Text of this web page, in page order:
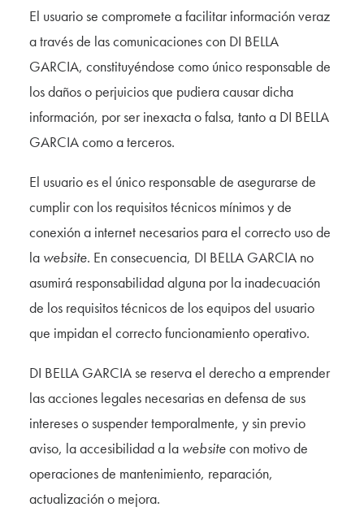
El usuario se compromete a facilitar información veraz
a través de las comunicaciones con DI BELLA
GARCIA, constituyéndose como único responsable de
los daños o perjuicios que pudiera causar dicha
información, por ser inexacta o falsa, tanto a DI BELLA
GARCIA como a terceros.
El usuario es el único responsable de asegurarse de
cumplir con los requisitos técnicos mínimos y de
conexión a internet necesarios para el correcto uso de
la website. En consecuencia, DI BELLA GARCIA no
asumirá responsabilidad alguna por la inadecuación
de los requisitos técnicos de los equipos del usuario
que impidan el correcto funcionamiento operativo.
DI BELLA GARCIA se reserva el derecho a emprender
las acciones legales necesarias en defensa de sus
intereses o suspender temporalmente, y sin previo
aviso, la accesibilidad a la websitecon motivo de
operaciones de mantenimiento, reparación,
actualización o mejora.